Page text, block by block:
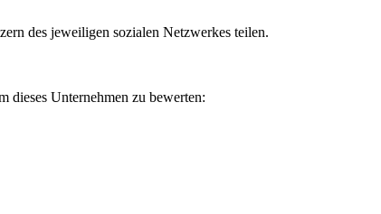
des jeweiligen sozialen Netzwerkes teilen.
dieses Unternehmen zu bewerten: